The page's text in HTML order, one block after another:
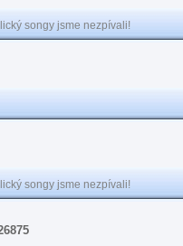
songy jsme nezpívali!
songy jsme nezpívali!